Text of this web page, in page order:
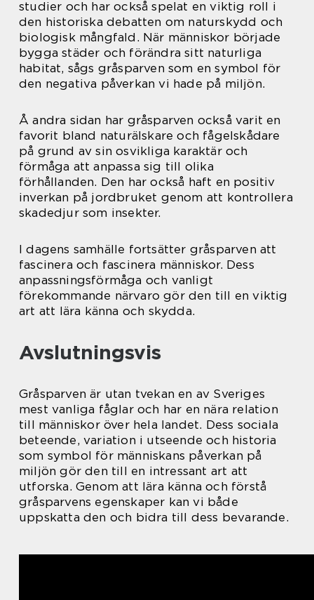
studier och har också spelat en viktig roll i
den historiska debatten om naturskydd och
biologisk mångfald. När människor började
bygga städer och förändra sitt naturliga
habitat, sågs gråsparven som en symbol för
den negativa påverkan vi hade på miljön.
Å andra sidan har gråsparven också varit en
favorit bland naturälskare och fågelskådare
på grund av sin osvikliga karaktär och
förmåga att anpassa sig till olika
förhållanden. Den har också haft en positiv
inverkan på jordbruket genom att kontrollera
skadedjur som insekter.
I dagens samhälle fortsätter gråsparven att
fascinera och fascinera människor. Dess
anpassningsförmåga och vanligt
förekommande närvaro gör den till en viktig
art att lära känna och skydda.
Avslutningsvis
Gråsparven är utan tvekan en av Sveriges
mest vanliga fåglar och har en nära relation
till människor över hela landet. Dess sociala
beteende, variation i utseende och historia
som symbol för människans påverkan på
miljön gör den till en intressant art att
utforska. Genom att lära känna och förstå
gråsparvens egenskaper kan vi både
uppskatta den och bidra till dess bevarande.